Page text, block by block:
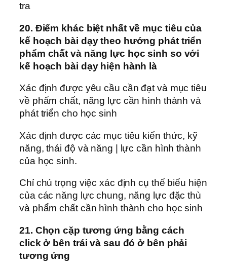
tra
20. Điểm khác biệt nhất về mục tiêu của
kế hoạch bài dạy theo hướng phát triển
phẩm chất và năng lực học sinh so với
kế hoạch bài dạy hiện hành là
Xác định được yêu cầu cần đạt và mục tiêu
về phẩm chất, năng lực cần hình thành và
phát triển cho học sinh
Xác định được các mục tiêu kiến thức, kỹ
năng, thái độ và năng | lực cần hình thành
của học sinh.
Chỉ chú trọng việc xác định cụ thể biểu hiện
của các năng lực chung, năng lực đặc thù
và phẩm chất cần hình thành cho học sinh
21. Chọn cặp tương ứng bằng cách
click ở bên trái và sau đó ở bên phải
tương ứng